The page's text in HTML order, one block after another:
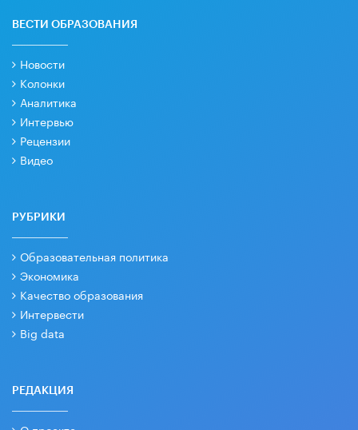
ВЕСТИ ОБРАЗОВАНИЯ
Новости
Колонки
Аналитика
Интервью
Рецензии
Видео
РУБРИКИ
Образовательная политика
Экономика
Качество образования
Интервести
Big data
РЕДАКЦИЯ